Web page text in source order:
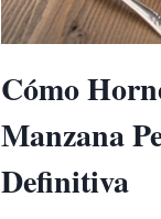
Cómo
Manzana
Definitiva